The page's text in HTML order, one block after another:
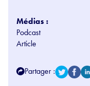
Médias :
Podcast
Article
Partager :